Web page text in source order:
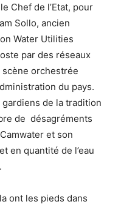
Chef de l’Etat, pour
Sollo, ancien
Water Utilities
par des réseaux
scène orchestrée
du pays.
de la tradition
de désagréments
et son
en quantité de l’eau
ont les pieds dans